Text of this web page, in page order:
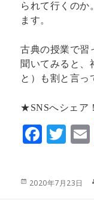
られて行くのか
ます。
古典の授業で習
聞いてみると、
と）も割と言っ
★SNSへシェア！
F
o
T
er
投
2020年7月23日